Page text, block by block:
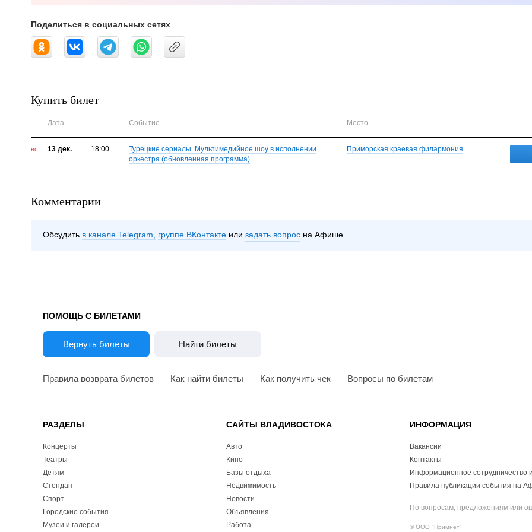
Поделиться в социальных сетях
Купить билет
Дата Событие Место
вс 13 дек. 18:00
Турецкие сериалы. Мультимедийное шоу в исполнении
оркестра (обновленная программа)
Приморская краевая филармония
Комментарии
Обсудить в канале Telegram группе ВКонтакте задать вопрос на Афише
ПОМОЩЬ С БИЛЕТАМИ
Вернуть билеты Найти билеты
Правила возврата билетов Как найти билеты Как получить чек Вопросы по билетам
РАЗДЕЛЫ
Концерты
Театры
Детям
Стендап
Спорт
Городские события
Музеи и галереи
САЙТЫ ВЛАДИВОСТОКА
Авто
Кино
Базы отдыха
Недвижимость
Новости
Объявления
Работа
ИНФОРМАЦИЯ
Вакансии
Контакты
Информационное
Правила публикации события на
По вопросам, предложениям или
© ООО "Примнет"